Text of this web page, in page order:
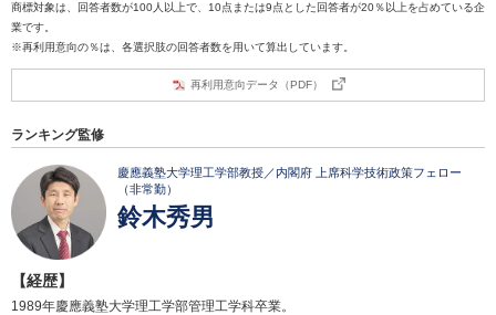
商標対象は、回答者数が100人以上で、10点または9点とした回答者が20％以上を占めている企
業です。
※再利用意向の％は、各選択肢の回答者数を用いて算出しています。
再利用意向データ（PDF）
ランキング監修
慶應義塾大学理工学部教授／内閣府 上席科学技術政策フェロー
（非常勤）
鈴木秀男
【経歴】
1989年慶應義塾大学理工学部管理工学科卒業。